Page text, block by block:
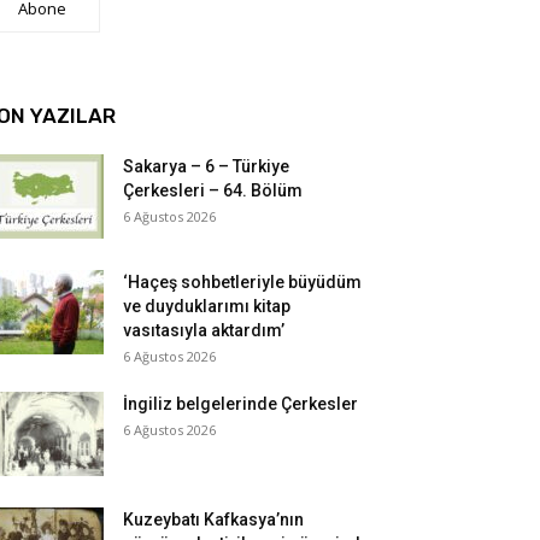
Abone
YAZILAR
Sakarya – 6 – Türkiye
Çerkesleri – 64. Bölüm
6 Ağustos 2026
‘Haçeş sohbetleriyle büyüdüm
ve duyduklarımı kitap
vasıtasıyla aktardım’
6 Ağustos 2026
İngiliz belgelerinde Çerkesler
6 Ağustos 2026
Kuzeybatı Kafkasya’nın